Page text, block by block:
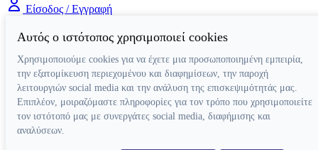
Είσοδος / Εγγραφή
Αυτός ο ιστότοπος χρησιμοποιεί cookies
Χρησιμοποιούμε cookies για να έχετε μια προσωποποιημένη εμπειρία,
την εξατομίκευση περιεχομένου και διαφημίσεων, την παροχή
λειτουργιών social media και την ανάλυση της επισκεψιμότητάς μας.
Επιπλέον, μοιραζόμαστε πληροφορίες για τον τρόπο που χρησιμοποιείτε
τον ιστότοπό μας με συνεργάτες social media, διαφήμισης και
αναλύσεων.